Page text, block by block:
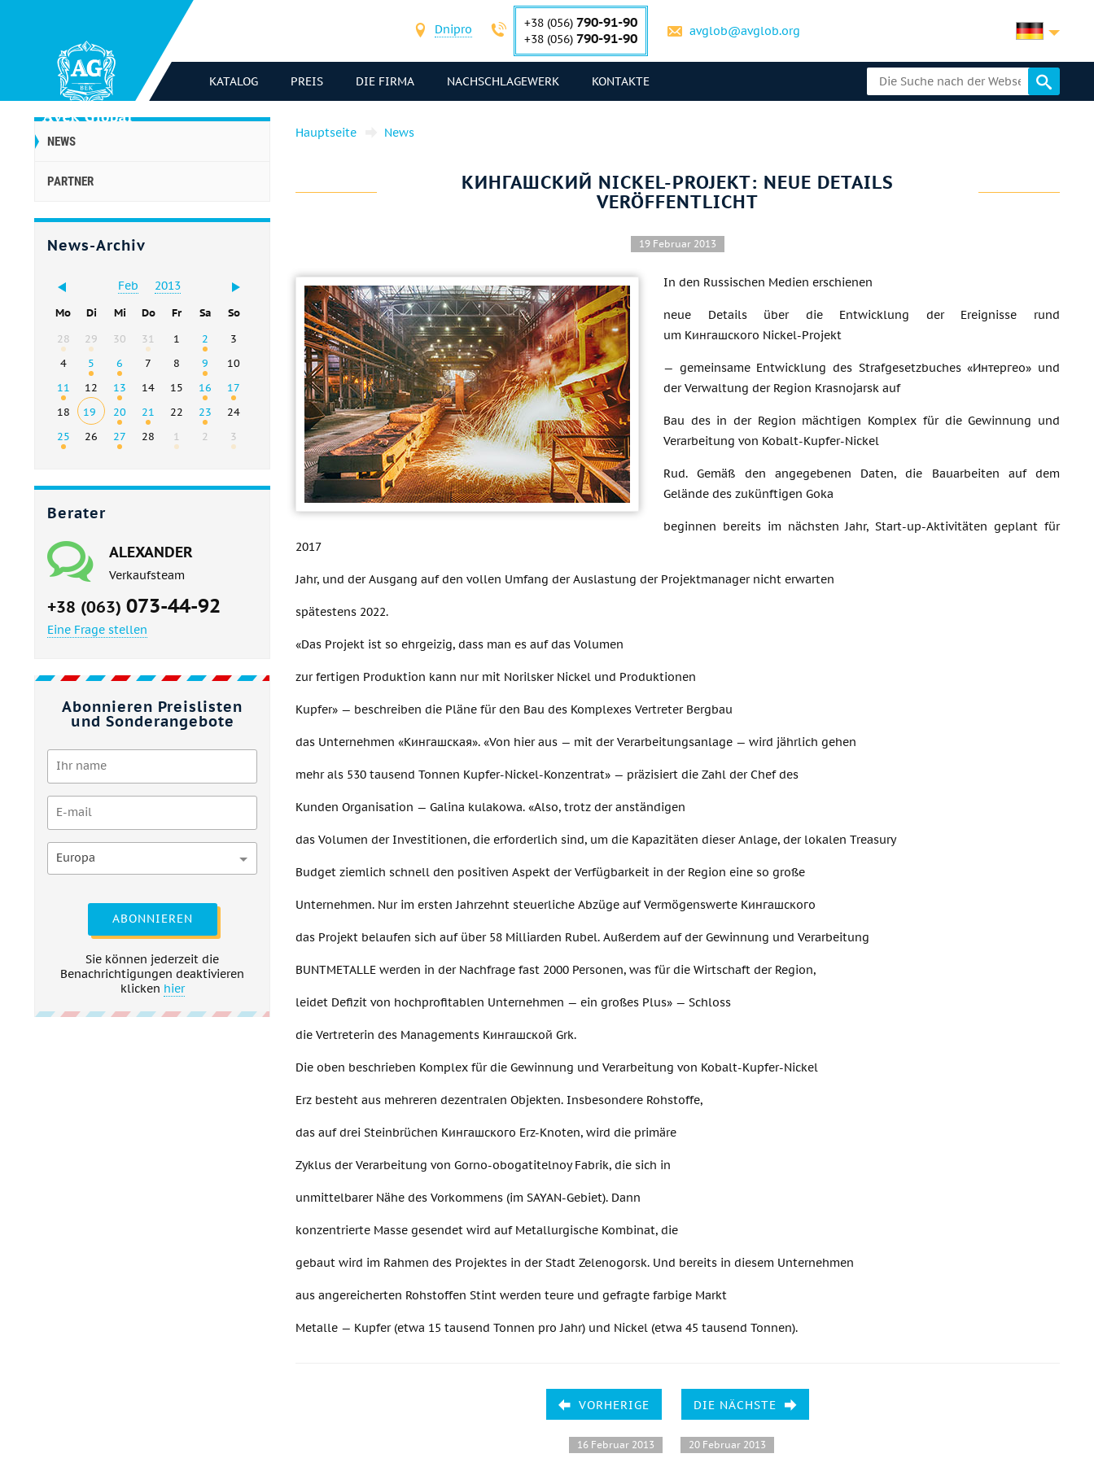
Dnipro +38 (056) 790-91-90
+38 (056) 790-91-90 avglob@avglob.org
KATALOG PREIS DIE FIRMA NACHSCHLAGEWERK KONTAKTE
NEWS
PARTNER
News-Archiv
Feb 2013
Mo Di Mi Do Fr Sa
So
28
29 30 31 1 2
3
4
5 6 7 8 9
10
11
12 13 14 15 16
17
18
19 20 21 22 23
24
25
26 27 28 1 2 3
Berater
ALEXANDER
Verkaufsteam
+38 (063) 073-44-92
Eine Frage stellen
Abonnieren Preislisten
und Sonderangebote
Europa
ABONNIEREN
Sie können jederzeit die
Benachrichtigungen deaktivieren
klicken hier
Hauptseite News
КИНГАШСКИЙ NICKEL-PROJEKT: NEUE DETAILS
VERÖFFENTLICHT
19 Februar 2013
In den Russischen Medien erschienen
neue Details über die Entwicklung der Ereignisse rund
um Кингашского Nickel-Projekt
— gemeinsame Entwicklung des Strafgesetzbuches «Интергео» und
der Verwaltung der Region Krasnojarsk auf
Bau des in der Region mächtigen Komplex für die Gewinnung und
Verarbeitung von Kobalt-Kupfer-Nickel
Rud. Gemäß den angegebenen Daten, die Bauarbeiten auf dem
Gelände des zukünftigen Goka
beginnen bereits im nächsten Jahr, Start-up-Aktivitäten geplant für
2017
Jahr, und der Ausgang auf den vollen Umfang der Auslastung der Projektmanager nicht erwarten
spätestens 2022.
«Das Projekt ist so ehrgeizig, dass man es auf das Volumen
zur fertigen Produktion kann nur mit Norilsker Nickel und Produktionen
Kupfer» — beschreiben die Pläne für den Bau des Komplexes Vertreter Bergbau
das Unternehmen «Кингашская». «Von hier aus — mit der Verarbeitungsanlage — wird jährlich gehen
mehr als 530 tausend Tonnen Kupfer-Nickel-Konzentrat» — präzisiert die Zahl der Chef des
Kunden Organisation — Galina kulakowa. «Also, trotz der anständigen
das Volumen der Investitionen, die erforderlich sind, um die Kapazitäten dieser Anlage, der lokalen Treasury
Budget ziemlich schnell den positiven Aspekt der Verfügbarkeit in der Region eine so große
Unternehmen. Nur im ersten Jahrzehnt steuerliche Abzüge auf Vermögenswerte Кингашского
das Projekt belaufen sich auf über 58 Milliarden Rubel. Außerdem auf der Gewinnung und Verarbeitung
BUNTMETALLE werden in der Nachfrage fast 2000 Personen, was für die Wirtschaft der Region,
leidet Defizit von hochprofitablen Unternehmen — ein großes Plus» — Schloss
die Vertreterin des Managements Кингашской Grk.
Die oben beschrieben Komplex für die Gewinnung und Verarbeitung von Kobalt-Kupfer-Nickel
Erz besteht aus mehreren dezentralen Objekten. Insbesondere Rohstoffe,
das auf drei Steinbrüchen Кингашского Erz-Knoten, wird die primäre
Zyklus der Verarbeitung von Gorno-obogatitelnoy Fabrik, die sich in
unmittelbarer Nähe des Vorkommens (im SAYAN-Gebiet). Dann
konzentrierte Masse gesendet wird auf Metallurgische Kombinat, die
gebaut wird im Rahmen des Projektes in der Stadt Zelenogorsk. Und bereits in diesem Unternehmen
aus angereicherten Rohstoffen Stint werden teure und gefragte farbige Markt
Metalle — Kupfer (etwa 15 tausend Tonnen pro Jahr) und Nickel (etwa 45 tausend Tonnen).
VORHERIGE
16 Februar 2013
DIE NÄCHSTE
20 Februar 2013